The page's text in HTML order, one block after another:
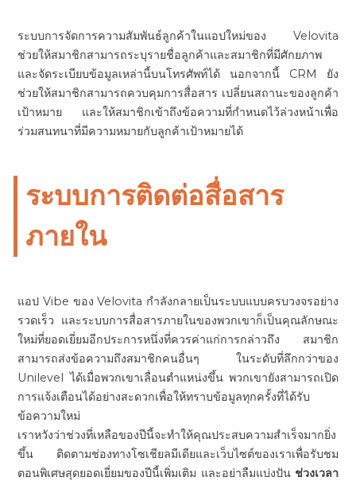
ระบบการจัดการความสัมพันธ์ลูกค้าในแอปใหม่ของ Velovita
ช่วยให้สมาชิกสามารถระบุรายชื่อลูกค้าและสมาชิกที่มีศักยภาพ
และจัดระเบียบข้อมูลเหล่านี้บนโทรศัพท์ได้ นอกจากนี้ CRM ยัง
ช่วยให้สมาชิกสามารถควบคุมการสื่อสาร เปลี่ยนสถานะของลูกค้า
เป้าหมาย และให้สมาชิกเข้าถึงข้อความที่กำหนดไว้ล่วงหน้าเพื่อ
ร่วมสนทนาที่มีความหมายกับลูกค้าเป้าหมายได้
ระบบการติดต่อสื่อสาร
ภายใน
แอป Vibe ของ Velovita กำลังกลายเป็นระบบแบบครบวงจรอย่าง
รวดเร็ว และระบบการสื่อสารภายในของพวกเขาก็เป็นคุณลักษณะ
ใหม่ที่ยอดเยี่ยมอีกประการหนึ่งที่ควรค่าแก่การกล่าวถึง สมาชิก
สามารถส่งข้อความถึงสมาชิกคนอื่นๆ ในระดับที่ลึกกว่าของ
Unilevel ได้เมื่อพวกเขาเลื่อนตำแหน่งขึ้น พวกเขายังสามารถเปิด
การแจ้งเตือนได้อย่างสะดวกเพื่อให้ทราบข้อมูลทุกครั้งที่ได้รับ
ข้อความใหม่
เราหวังว่าช่วงที่เหลือของปีนี้จะทำให้คุณประสบความสำเร็จมากยิ่ง
ขึ้น ติดตามช่องทางโซเชียลมีเดียและเว็บไซต์ของเราเพื่อรับชม
ตอนพิเศษสุดยอดเยี่ยมของปีนี้เพิ่มเติม และอย่าลืมแบ่งปัน ช่วงเวลา